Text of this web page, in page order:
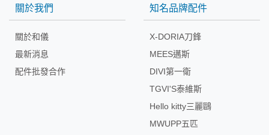
關於我們
關於和儀
最新消息
配件批發合作
知名品牌配件
X-DORIA刀鋒
MEES邁斯
DIVI第一衛
TGVI'S泰維斯
Hello kitty三麗鷗
MWUPP五匹